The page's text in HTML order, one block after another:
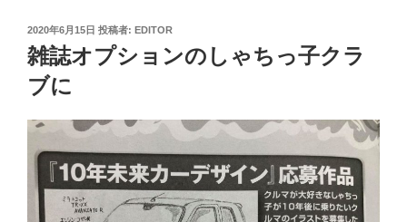
投
稿
日:
2020年6月15日 投稿者: EDITOR
雑誌オプションのしゃちっ子クラ
ブに